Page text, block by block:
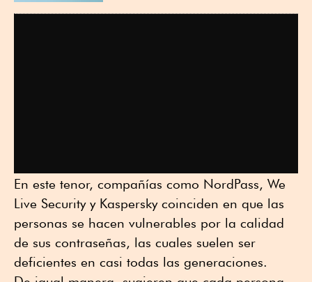
En este tenor, compañías como NordPass, We
Live Security y Kaspersky coinciden en que las
personas se hacen vulnerables por la calidad
de sus contraseñas, las cuales suelen ser
deficientes en casi todas las generaciones.